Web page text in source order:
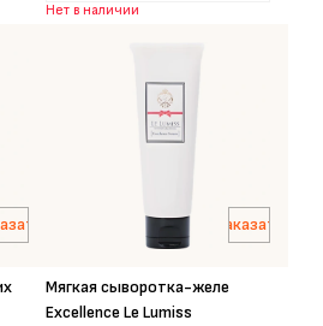
Нет в наличии
Заказать
Мягкая сыворотка-желе
Excellence Le Lumiss